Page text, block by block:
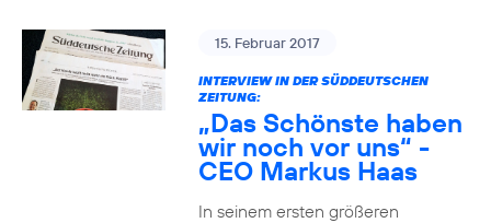
15. Februar 2017
INTERVIEW IN DER SÜDDEUTSCHEN
ZEITUNG:
„Das Schönste haben
wir noch vor uns“ -
CEO Markus Haas
In seinem ersten größeren